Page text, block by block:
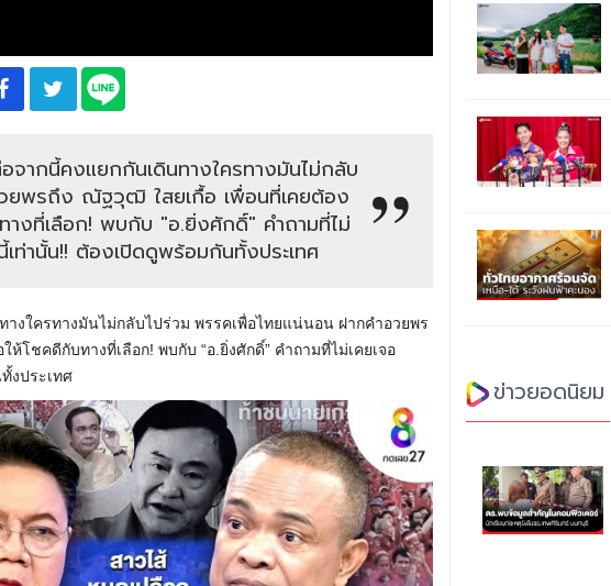
จากนี้คงแยกกันเดินทางใครทางมันไม่กลับ
ยพรถึง ณัฐวุฒิ ใสยเกื้อ เพื่อนที่เคยต้อง
งที่เลือก! พบกับ "อ.ยิ่งศักดิ์" คำถามที่ไม่
ท่านั้น!! ต้องเปิดดูพร้อมกันทั้งประเทศ
งใครทางมันไม่กลับไปร่วม พรรคเพื่อไทยแน่นอน ฝากคำอวยพร
โชคดีกับทางที่เลือก! พบกับ “อ.ยิ่งศักดิ์” คำถามที่ไม่เคยเจอ
งประเทศ
ข่าวยอดนิยม